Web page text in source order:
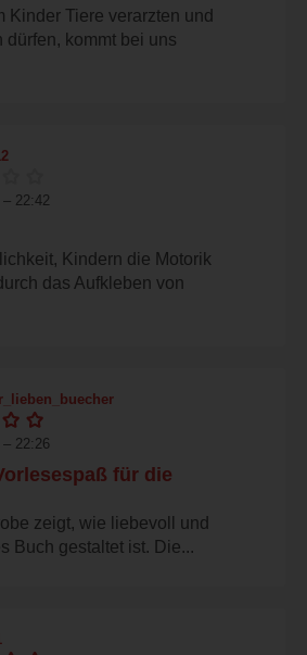
Kinder Tiere verarzten und
dürfen, kommt bei uns
– 22:42
Kindern die Motorik
das Aufkleben von
– 22:26
für die
zeigt, wie liebevoll und
Buch gestaltet ist. Die...